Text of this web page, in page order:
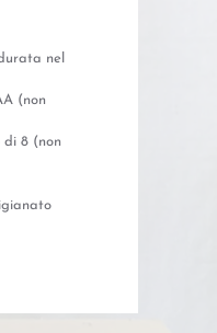
nel
(non
di 8 (non